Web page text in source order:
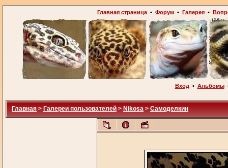
Главная страница• Форум• Галерея•
Вход • Альбомы
Главная > Галереи пользователей > Nikosa > Самоделкин